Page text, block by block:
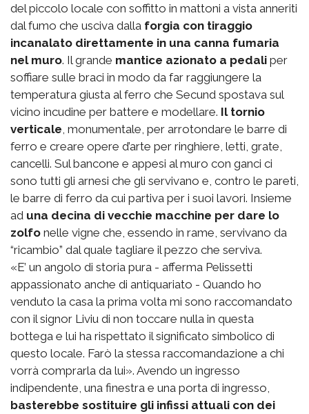
del piccolo locale con soffitto in mattoni a vista anneriti
dal fumo che usciva dalla forgia con tiraggio
incanalato direttamente in una canna fumaria
nel muro. Il grande mantice azionato a pedali per
soffiare sulle braci in modo da far raggiungere la
temperatura giusta al ferro che Secund spostava sul
vicino incudine per battere e modellare. Il tornio
verticale , monumentale, per arrotondare le barre di
ferro e creare opere d’arte per ringhiere, letti, grate,
cancelli. Sul bancone e appesi al muro con ganci ci
sono tutti gli arnesi che gli servivano e, contro le pareti,
le barre di ferro da cui partiva per i suoi lavori. Insieme
ad una decina di vecchie macchine per dare lo
zolfo nelle vigne che, essendo in rame, servivano da
“ricambio” dal quale tagliare il pezzo che serviva.
«E’ un angolo di storia pura - afferma Pelissetti
appassionato anche di antiquariato - Quando ho
venduto la casa la prima volta mi sono raccomandato
con il signor Liviu di non toccare nulla in questa
bottega e lui ha rispettato il significato simbolico di
questo locale. Farò la stessa raccomandazione a chi
vorrà comprarla da lui». Avendo un ingresso
indipendente, una finestra e una porta di ingresso,
basterebbe sostituire gli infissi attuali con dei